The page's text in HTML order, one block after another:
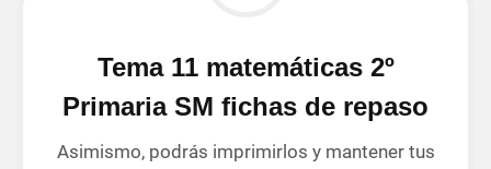
Tema 11 matemáticas 2º
Primaria SM fichas de repaso
Asimismo, podrás imprimirlos y mantener tus